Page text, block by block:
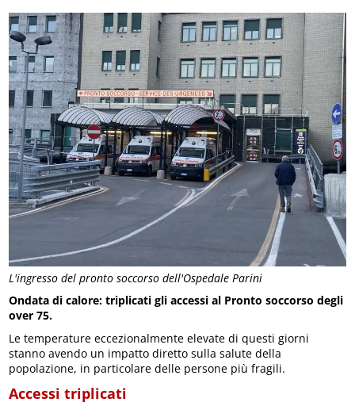
L'ingresso del pronto soccorso dell'Ospedale Parini
Ondata di calore: triplicati gli accessi al Pronto soccorso degli
over 75.
Le temperature eccezionalmente elevate di questi giorni
stanno avendo un impatto diretto sulla salute della
popolazione, in particolare delle persone più fragili.
Accessi triplicati